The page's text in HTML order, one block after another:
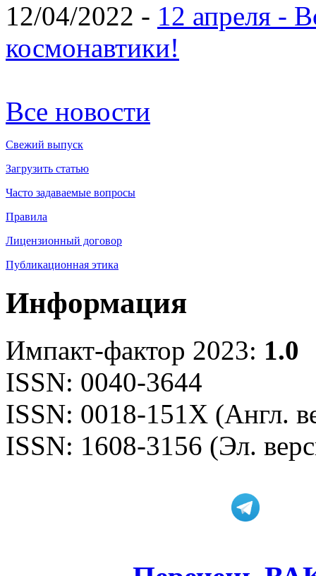
12/04/2022 - 12 апреля -
космонавтики!
Все новости
Свежий выпуск
Загрузить статью
Часто задаваемые вопросы
Правила
Лицензионный договор
Публикационная этика
Информация
Импакт-фактор 2023: 1.0
ISSN: 0040-3644
ISSN: 0018-151X (Англ.
ISSN: 1608-3156 (Эл.